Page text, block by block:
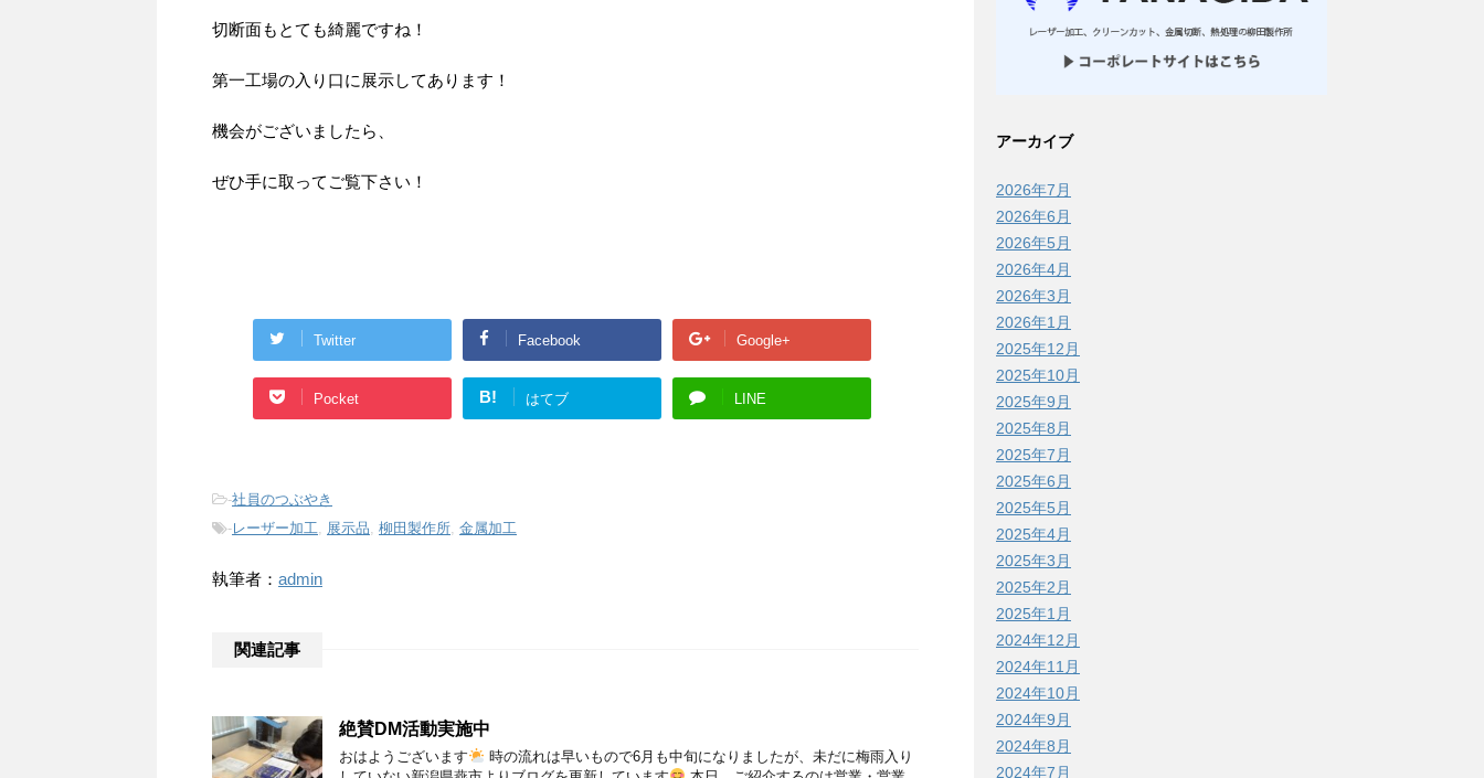
切断面もとても綺麗ですね！
第一工場の入り口に展示してあります！
機会がございましたら、
ぜひ手に取ってご覧下さい！
Twitter Facebook Google+
Pocket B! はてブ LINE
-社員のつぶやき
-レーザー加工, 展示品, 柳田製作所, 金属加工
執筆者： admin
関連記事
絶賛DM活動実施中
おはようございます
時の流れは早いもので6月も中旬になりましたが、未だに梅雨入り
アーカイブ
2026年7月
2026年6月
2026年5月
2026年4月
2026年3月
2026年1月
2025年12月
2025年10月
2025年9月
2025年8月
2025年7月
2025年6月
2025年5月
2025年4月
2025年3月
2025年2月
2025年1月
2024年12月
2024年11月
2024年10月
2024年9月
2024年8月
2024年7月